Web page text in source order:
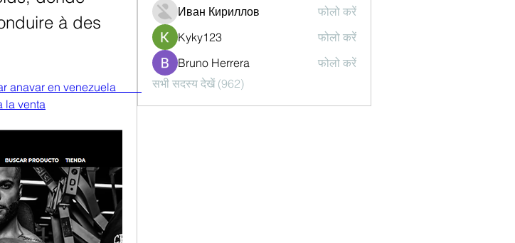
à des
anavar en venezuela
la venta
Иван Кириллов
फोलो करें
Kyky123
फोलो करें
Bruno Herrera
फोलो करें
सभी सदस्य देखें (962)